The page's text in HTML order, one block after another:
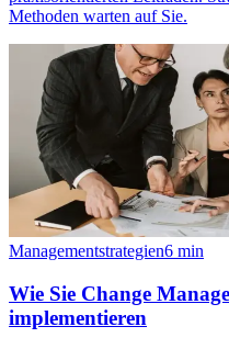
Methoden warten auf Sie.
Managementstrategien6 min
Wie Sie Change
implementieren